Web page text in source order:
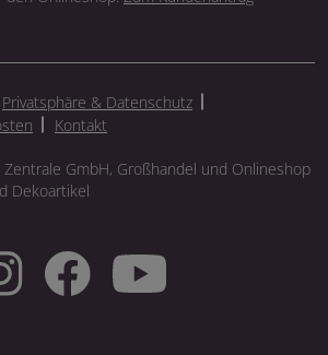
Privatsphäre & Datenschutz
Kontakt
GmbH, Großhandel und Onlineshop
Dekoartikel